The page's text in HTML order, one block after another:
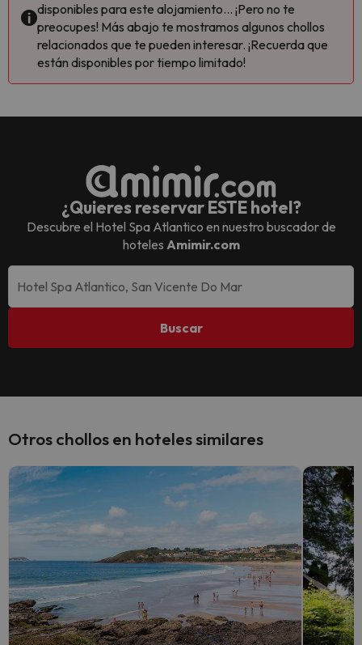
disponibles para este alojamiento... ¡Pero no te
preocupes! Más abajo te mostramos algunos chollos
relacionados que te pueden interesar. ¡Recuerda que
están disponibles por tiempo limitado!
¿Quieres reservar ESTE hotel?
Descubre el Hotel Spa Atlantico en nuestro buscador de
hoteles Amimir.com
Buscar
Otros chollos en hoteles similares